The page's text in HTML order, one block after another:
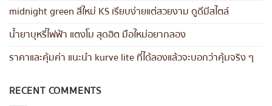
midnight green สีใหม่ KS เรียบง่ายแต่สวยงาม ดูดีมีสไตล์
น้ำยาบุหรี่ไฟฟ้า แตงโม สุดฮิต มือใหม่อยากลอง
ราคาและคุ้มค่า แนะนำ kurve lite ที่ได้ลองแล้วจะบอกว่าคุ้มจริง ๆ
RECENT COMMENTS